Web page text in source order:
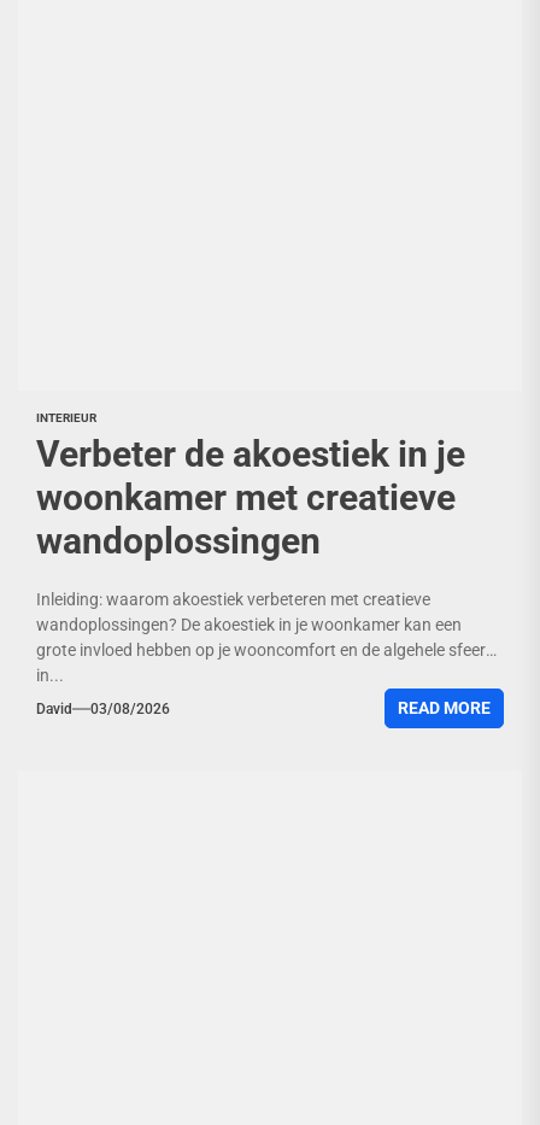
INTERIEUR
Verbeter de akoestiek in je
woonkamer met creatieve
wandoplossingen
Inleiding: waarom akoestiek verbeteren met creatieve
wandoplossingen? De akoestiek in je woonkamer kan een
grote invloed hebben op je wooncomfort en de algehele sfeer
in...
David 03/08/2026 READ MORE